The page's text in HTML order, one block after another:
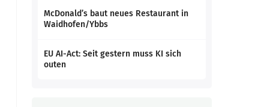
McDonald’s baut neues Restaurant in
Waidhofen/Ybbs
EU AI-Act: Seit gestern muss KI sich
outen